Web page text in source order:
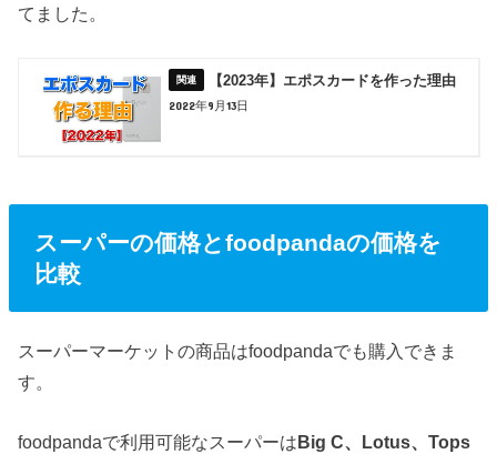
てました。
【2023年】エポスカードを作った理由
2022年9月13日
スーパーの価格とfoodpandaの価格を
比較
スーパーマーケットの商品はfoodpandaでも購入できま
す。
foodpandaで利用可能なスーパーは Big C、Lotus、Tops